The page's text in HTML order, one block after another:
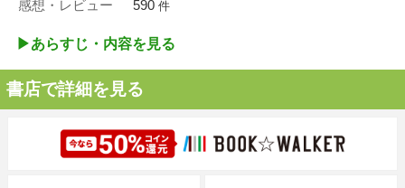
感想・レビュー 590 件
▶︎あらすじ・内容を見る
書店で詳細を見る